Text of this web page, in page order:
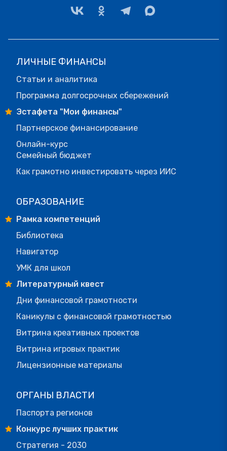
ЛИЧНЫЕ ФИНАНСЫ
Статьи и аналитика
Программа долгосрочных сбережений
Эстафета "Мои финансы"
Партнерское финансирование
Онлайн-курс
Семейный бюджет
Как грамотно инвестировать через ИИС
ОБРАЗОВАНИЕ
Рамка компетенций
Библиотека
Навигатор
УМК для школ
Литературный квест
Дни финансовой грамотности
Каникулы с финансовой грамотностью
Витрина креативных проектов
Витрина игровых практик
Лицензионные материалы
ОРГАНЫ ВЛАСТИ
Паспорта регионов
Конкурс лучших практик
Стратегия - 2030